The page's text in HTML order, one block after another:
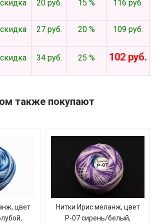
20 руб. 15 % 116 руб.
27 руб. 20 % 109 руб.
34 руб. 25 % 102 руб.
также покупают
цвет
Нитки Ирис меланж, цвет
Р-07 сирень/белый,